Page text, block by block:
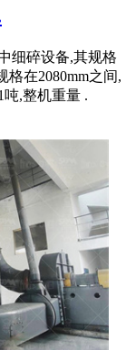
细碎设备,其规格
格在2080mm之间,
吨,整机重量 .